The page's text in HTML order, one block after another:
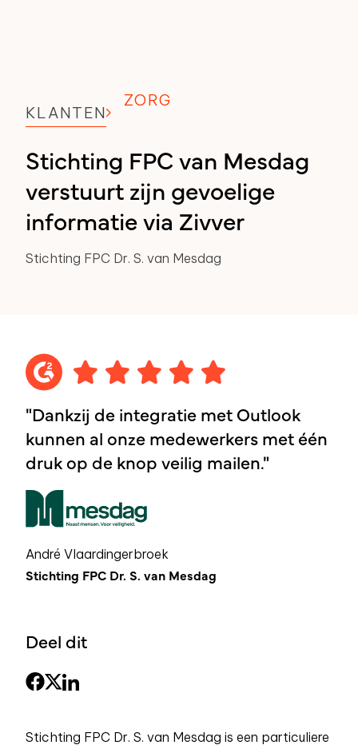
KLANTEN
ZORG
Stichting FPC van Mesdag
verstuurt zijn gevoelige
informatie via Zivver
Stichting FPC Dr. S. van Mesdag
Stichting FPC Dr. S. van Mesdag is een particuliere
"Dankzij de integratie met Outlook
kunnen al onze medewerkers met één
druk op de knop veilig mailen."
André Vlaardingerbroek
Stichting FPC Dr. S. van Mesdag
Deel dit